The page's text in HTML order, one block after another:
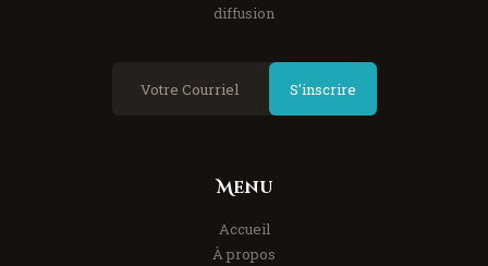
diffusion
S'inscrire
Menu
Accueil
À propos